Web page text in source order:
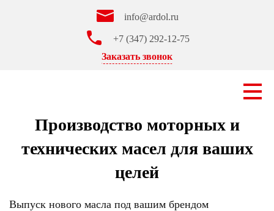
info@ardol.ru
+7 (347) 292-12-75
Заказать звонок
Производство моторных и
технических масел для ваших
целей
Выпуск нового масла под вашим брендом